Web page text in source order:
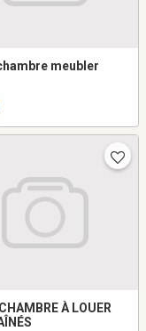
meubler
À LOUER